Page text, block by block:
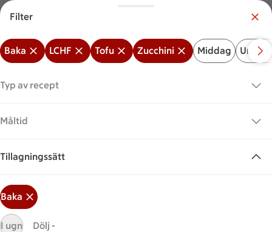
Meny Logga in
Vilken är din butik? Välj butik
Start
LCHF + Tofu + Zucchini + Baka
Sök ingrediens eller recept
Inga förslag Sök
Baka
Filter
Baka LCHF Tofu Zucchini Middag Under
Typ av recept
Måltid
Tillagningssätt
Baka
I ugn Dölj -